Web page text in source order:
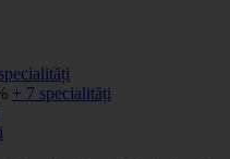
+ 7 specialități